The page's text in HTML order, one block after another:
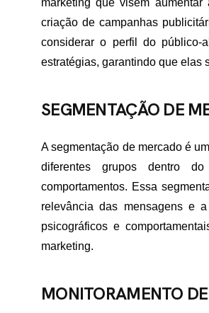
marketing que visem
criação de campanhas
considerar o perfil do público-
estratégias, garantindo que elas
SEGMENTAÇÃO DE
A segmentação de mercado é
diferentes grupos dentro
comportamentos. Essa
relevância das mensagens e
psicográficos e
marketing.
MONITORAMENTO